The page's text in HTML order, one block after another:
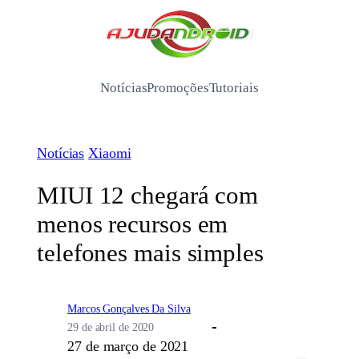
/
NotíciasPromoçõesTutoriais
Notícias Xiaomi
MIUI 12 chegará com
menos recursos em
telefones mais simples
Marcos Gonçalves Da Silva
29 de abril de 2020
27 de março de 2021